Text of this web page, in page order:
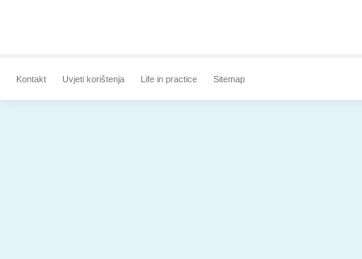
Kontakt Uvjeti korištenja Life in practice Sitemap